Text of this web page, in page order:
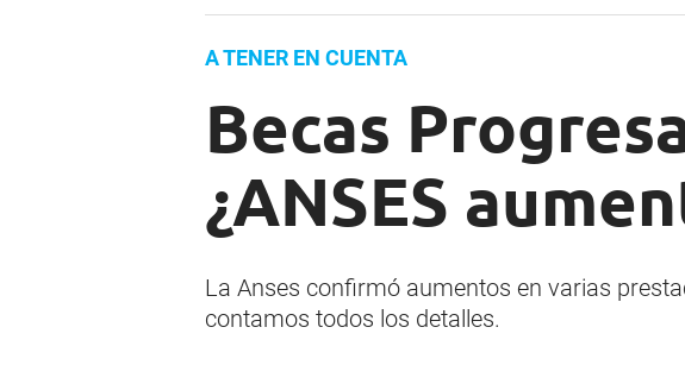
A TENER EN CUENTA
Becas
¿ANSES
La Anses confirmó aumentos en varias
contamos todos los detalles.